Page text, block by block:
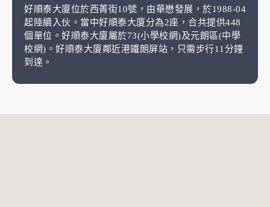
好順泰大廈位於西菁街10號，由華懋發展，於1988-04
起陸續入伙。當中好順泰大廈分為2座，合共提供448
個單位。好順泰大廈屬於73(小學校網)及元朗區(中學
校網)。好順泰大廈鄰近港鐵朗屏站，只需步行11分鐘
到達。